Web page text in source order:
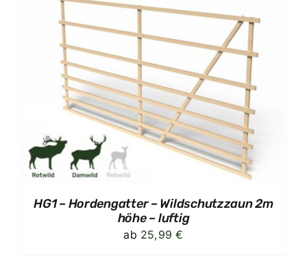
HG1 – Hordengatter – Wildschutzzaun 2m
höhe – luftig
ab 25,99€